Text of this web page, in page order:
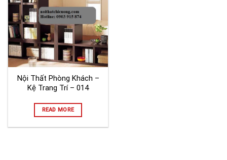
Nội Thất Phòng Khách –
Kệ Trang Trí – 014
READ MORE